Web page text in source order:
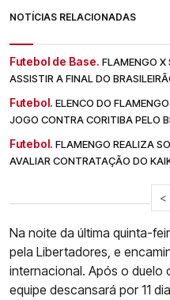
NOTÍCIAS RELACIONADAS
Futebol de Base. FLAMENGO X
ASSISTIR A FINAL DO
Futebol. ELENCO DO
JOGO CONTRA CORITIBA PELO
Futebol. FLAMENGO REALIZA
AVALIAR CONTRATAÇÃO DO
<
Na noite da última quinta-
pela Libertadores, e
internacional. Após o
equipe descansará por 11